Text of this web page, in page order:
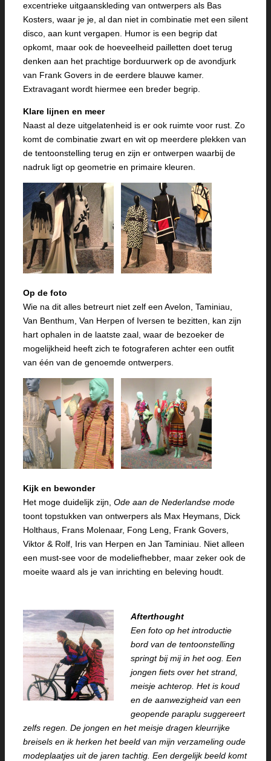
excentrieke uitgaanskleding van ontwerpers als Bas
Kosters, waar je je, al dan niet in combinatie met een silent
disco, aan kunt vergapen. Humor is een begrip dat
opkomt, maar ook de hoeveelheid pailletten doet terug
denken aan het prachtige borduurwerk op de avondjurk
van Frank Govers in de eerdere blauwe kamer.
Extravagant wordt hiermee een breder begrip.
Klare lijnen en meer
Naast al deze uitgelatenheid is er ook ruimte voor rust. Zo
komt de combinatie zwart en wit op meerdere plekken van
de tentoonstelling terug en zijn er ontwerpen waarbij de
nadruk ligt op geometrie en primaire kleuren.
Op de foto
Wie na dit alles betreurt niet zelf een Avelon, Taminiau,
Van Benthum, Van Herpen of Iversen te bezitten, kan zijn
hart ophalen in de laatste zaal, waar de bezoeker de
mogelijkheid heeft zich te fotograferen achter een outfit
van één van de genoemde ontwerpers.
Kijk en bewonder
Het moge duidelijk zijn, Ode aan de Nederlandse mode
toont topstukken van ontwerpers als Max Heymans, Dick
Holthaus, Frans Molenaar, Fong Leng, Frank Govers,
Viktor & Rolf, Iris van Herpen en Jan Taminiau. Niet alleen
een must-see voor de modeliefhebber, maar zeker ook de
moeite waard als je van inrichting en beleving houdt.
Afterthought
Een foto op het introductie
bord van de tentoonstelling
springt bij mij in het oog. Een
jongen fiets over het strand,
meisje achterop. Het is koud
en de aanwezigheid van een
geopende paraplu suggereert
zelfs regen. De jongen en het meisje dragen kleurrijke
breisels en ik herken het beeld van mijn verzameling oude
modeplaatjes uit de jaren tachtig. Een dergelijk beeld komt